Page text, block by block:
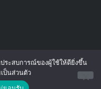
ระสบการณ์ของผู้ใช้ให้ดียิ่งขึ้น
ป็นส่วนตัว
Contact us